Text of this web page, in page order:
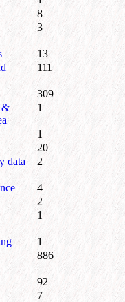
8
3
13
111
309
&
1
1
20
data
2
4
2
1
1
886
92
7